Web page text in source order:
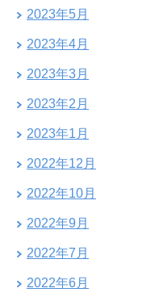
2023年5月
2023年4月
2023年3月
2023年2月
2023年1月
2022年12月
2022年10月
2022年9月
2022年7月
2022年6月